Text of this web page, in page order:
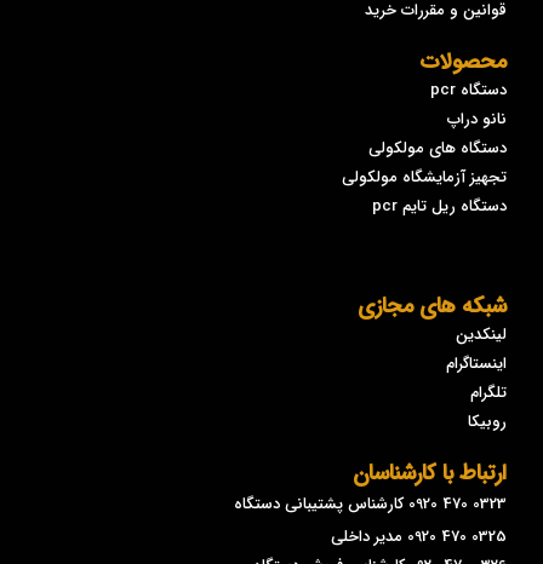
قوانین و مقررات خرید
محصولات
دستگاه pcr
نانو دراپ
دستگاه های مولکولی
تجهیز آزمایشگاه مولکولی
دستگاه ریل تایم pcr
شبکه های مجازی
لینکدین
اینستاگرام
تلگرام
روبیکا
ارتباط با کارشناسان
0323 470 0920 کارشناس پشتیبانی دستگاه
0325 470 0920 مدیر داخلی